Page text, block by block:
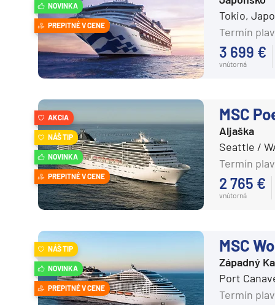
Plavby okolo sveta
Expedičné plavby
Antarktída
Arktída
Expedičné plavby
Galapágy
Potvrdiť
NOVINKA
PREPITNÉ V CENE
Tokio,
Termín
3 699 €
vnútorná
AKCIA
NÁŠ TIP
NOVINKA
PREPITNÉ V CENE
MSC
Aljaška
Seattle /
Termín
2 765 €
vnútorná
NÁŠ TIP
NOVINKA
PREPITNÉ V CENE
MSC
Západný
Port
Termín